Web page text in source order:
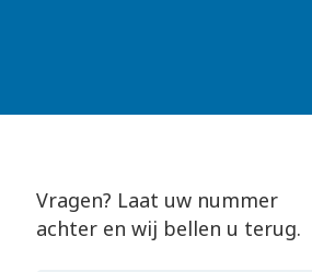
Vragen? Laat uw nummer
achter en wij bellen u terug.